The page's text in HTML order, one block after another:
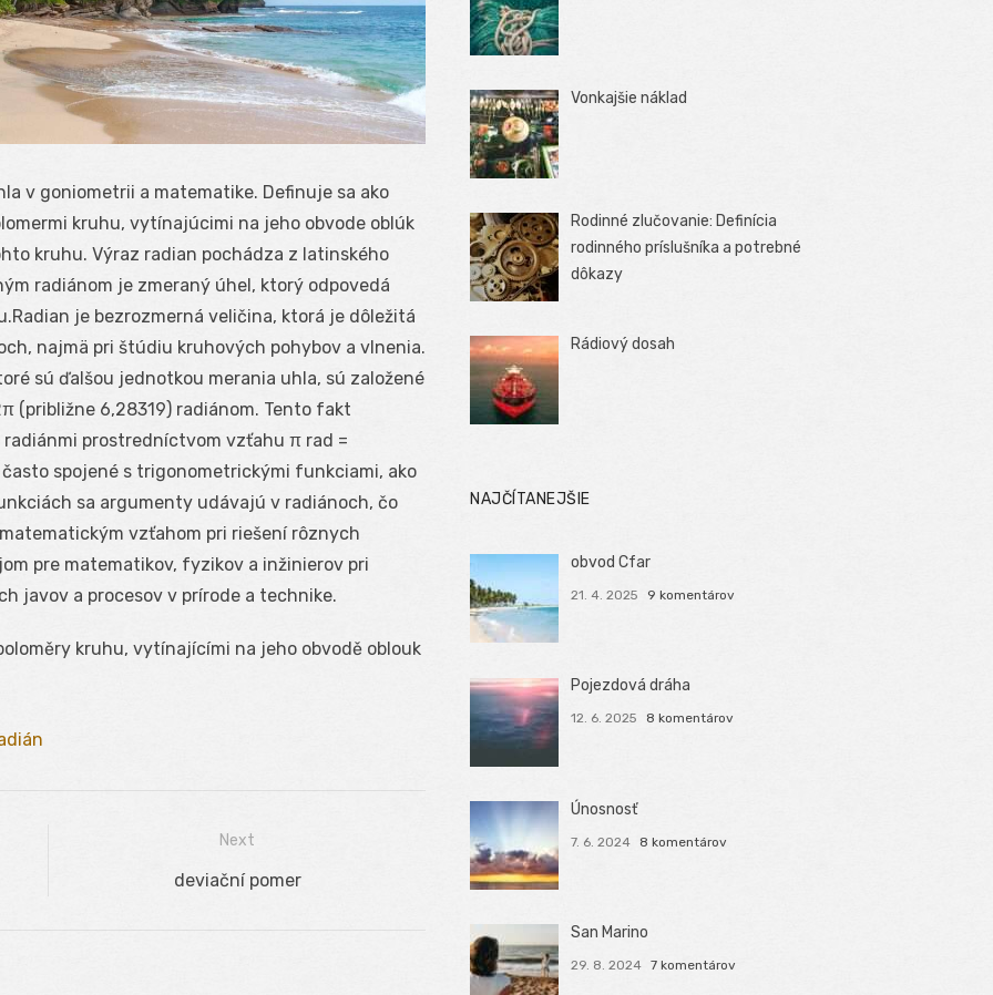
v goniometrii a matematike. Definuje sa ako
kruhu, vytínajúcimi na jeho obvode oblúk
kruhu. Výraz radian pochádza z latinského
radiánom je zmeraný úhel, ktorý odpovedá
je bezrozmerná veličina, ktorá je dôležitá
najmä pri štúdiu kruhových pohybov a vlnenia.
sú ďalšou jednotkou merania uhla, sú založené
(približne 6,28319) radiánom. Tento fakt
prostredníctvom vzťahu π rad =
spojené s trigonometrickými funkciami, ako
sa argumenty udávajú v radiánoch, čo
vzťahom pri riešení rôznych
pre matematikov, fyzikov a inžinierov pri
javov a procesov v prírode a technike.
kruhu, vytínajícími na jeho obvodě oblouk
Next
Next
deviační pomer
Vonkajšie náklad
Rodinné zlučovanie: Definícia
rodinného príslušníka a potrebné
dôkazy
Rádiový dosah
NAJČÍTANEJŠIE
obvod Cfar
21. 4. 2025 9 komentárov
Pojezdová dráha
12. 6. 2025 8 komentárov
Únosnosť
7. 6. 2024 8 komentárov
San Marino
29. 8. 2024 7 komentárov